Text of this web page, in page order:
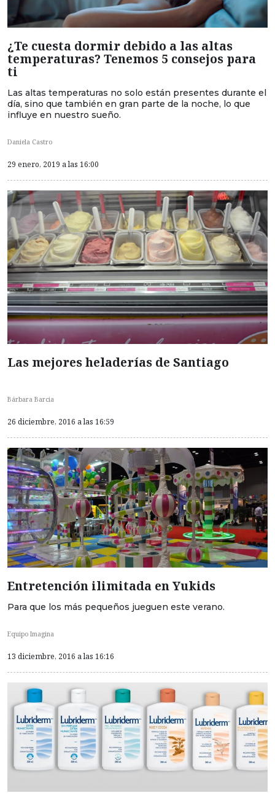
¿Te cuesta dormir debido a las altas
temperaturas? Tenemos 5 consejos para
ti
Las altas temperaturas no solo están presentes durante el
día, sino que también en gran parte de la noche, lo que
influye en nuestro sueño.
Daniela Castro
29 enero, 2019 a las 16:00
Las mejores heladerías de Santiago
Bárbara Barcia
26 diciembre, 2016 a las 16:59
Entretención ilimitada en Yukids
Para que los más pequeños jueguen este verano.
Equipo Imagina
13 diciembre, 2016 a las 16:16